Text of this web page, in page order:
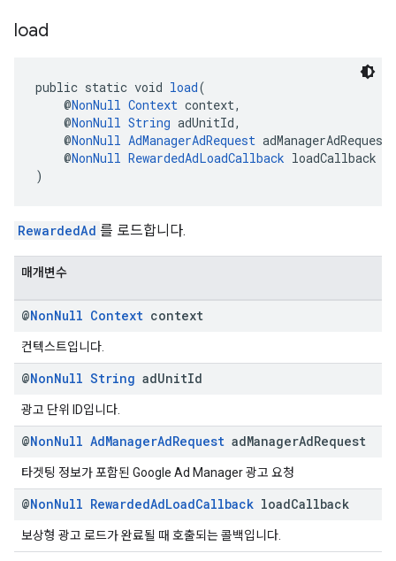
load
public static void load(
@NonNull Context context,
@NonNull String adUnitId,
@NonNull AdManagerAdRequest adManagerAdRequest,
@NonNull RewardedAdLoadCallback loadCallback
)
RewardedAd 를 로드합니다.
매개변수
@NonNull Context context
컨텍스트입니다.
@NonNull String adUnitId
광고 단위 ID입니다.
@NonNull AdManagerAdRequest adManagerAdRequest
타겟팅 정보가 포함된 Google Ad Manager 광고 요청
@NonNull RewardedAdLoadCallback loadCallback
보상형 광고 로드가 완료될 때 호출되는 콜백입니다.